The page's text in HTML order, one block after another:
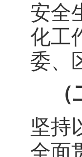
安全
化工
委、
（
坚持
全面